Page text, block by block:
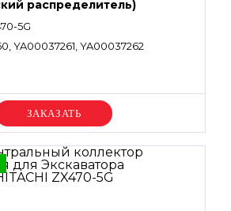
распределитель)
5G
YA00037261, YA00037262
Уточняйте цену